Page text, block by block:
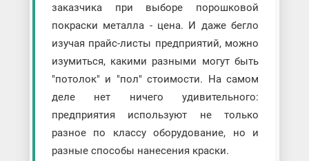
заказчика при выборе порошковой
покраски металла - цена. И даже бегло
изучая прайс-листы предприятий, можно
изумиться, какими разными могут быть
"потолок" и "пол" стоимости. На самом
деле нет ничего удивительного:
предприятия используют не только
разное по классу оборудование, но и
разные способы нанесения краски.